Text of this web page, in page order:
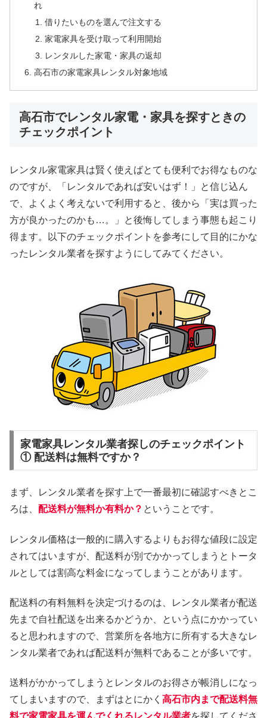
れ
借りたいものを選んで注文する
家電家具を受け取って利用開始
レンタルした家電・家具の返却
高石市の家電家具レンタル対象地域
高石市でレンタル家電・家具を探すときの
チェックポイント
レンタル家電家具は賢く使えばとても便利でお得なものな
のですが、「レンタルであれば安いはず！」と信じ込ん
で、よくよく考えないで利用すると、後から「実は買った
方が良かったのかも…。」と後悔してしまう事態も起こり
得ます。以下のチェックポイントを参考にして目的にかな
ったレンタル業者を探すようにしてみてください。
家電家具レンタル業者探しのチェックポイント
① 配送料は無料ですか？
まず、レンタル業者を探す上で一番最初に確認すべきとこ
ろは、 配送料が無料か有料か？ ということです。
レンタル価格は一般的に購入するよりもお得な値段に設定
されてはいますが、配送料が別でかかってしまうとトータ
ルとしては割高な料金になってしまうことがあります。
配送料の有料無料を決定づけるのは、レンタル業者が配送
先まで自社配送を出来るかどうか、という点にかかってい
ると思われますので、営業所を各地方に所有する大きなレ
ンタル業者であれば配送料が無料であることが多いです。
送料がかかってしまうとレンタルのお得さが帳消しになっ
てしまいますので、まずはとにかく 高石市内まで配送料無